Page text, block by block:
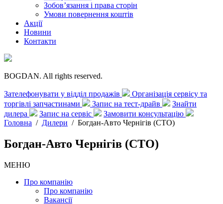
Зобов’язання і права сторін
Умови повернення коштів
Акції
Новини
Контакти
BOGDAN. All rights reserved.
Зателефонувати у відділ продажів
Організація сервісу та
торгівлі запчастинами
Запис на тест-драйв
Знайти
дилера
Запис на сервіс
Замовити консультацію
Головна / Дилери / Богдан-Авто Чернігів (СТО)
Богдан-Авто Чернігів (СТО)
МЕНЮ
Про компанію
Про компанію
Вакансії